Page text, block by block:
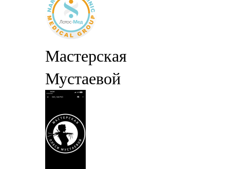
Мастерская
Мустаевой